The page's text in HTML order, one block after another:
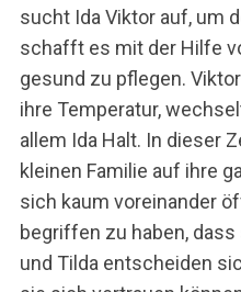
sucht Ida Viktor auf, um
schafft es mit der Hilfe
gesund zu pflegen.
ihre Temperatur,
allem Ida Halt. In dieser
kleinen Familie auf ihre
sich kaum voreinander
begriffen zu haben,
und Tilda entscheiden